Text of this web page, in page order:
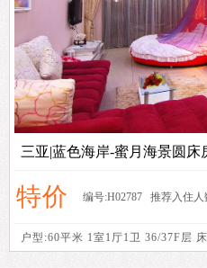
三亚|蓝色海岸-蜜月海景圆床
特价 编号:H02787 推荐入住人
户型:60平米 1室1厅1卫 36/37F层